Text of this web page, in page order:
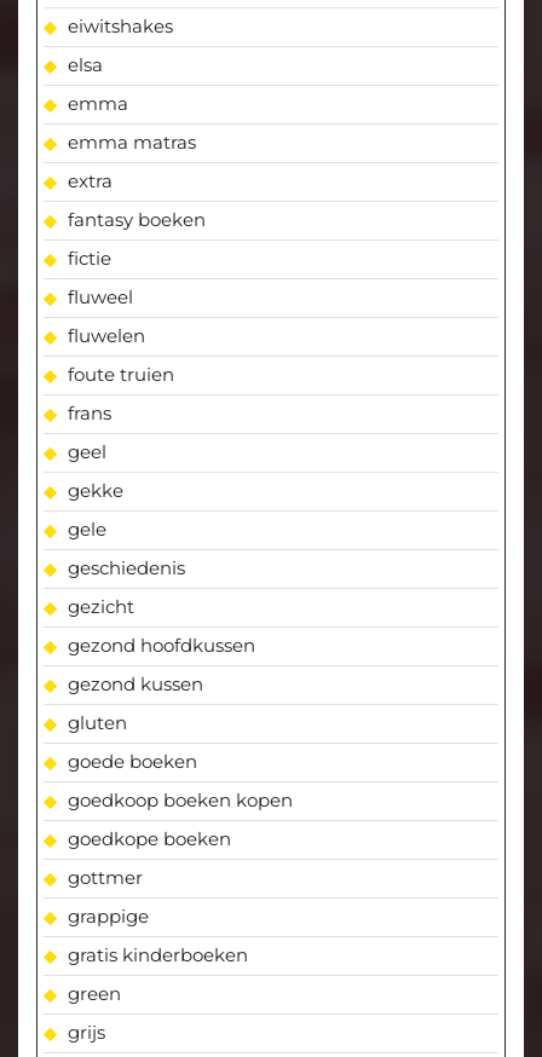
eiwitshakes
elsa
emma
emma matras
extra
fantasy boeken
fictie
fluweel
fluwelen
foute truien
frans
geel
gekke
gele
geschiedenis
gezicht
gezond hoofdkussen
gezond kussen
gluten
goede boeken
goedkoop boeken kopen
goedkope boeken
gottmer
grappige
gratis kinderboeken
green
grijs